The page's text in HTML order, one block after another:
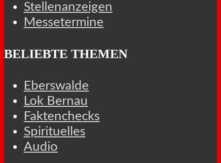
Stellenanzeigen
Messetermine
BELIEBTE THEMEN
Eberswalde
Lok Bernau
Faktenchecks
Spirituelles
Audio